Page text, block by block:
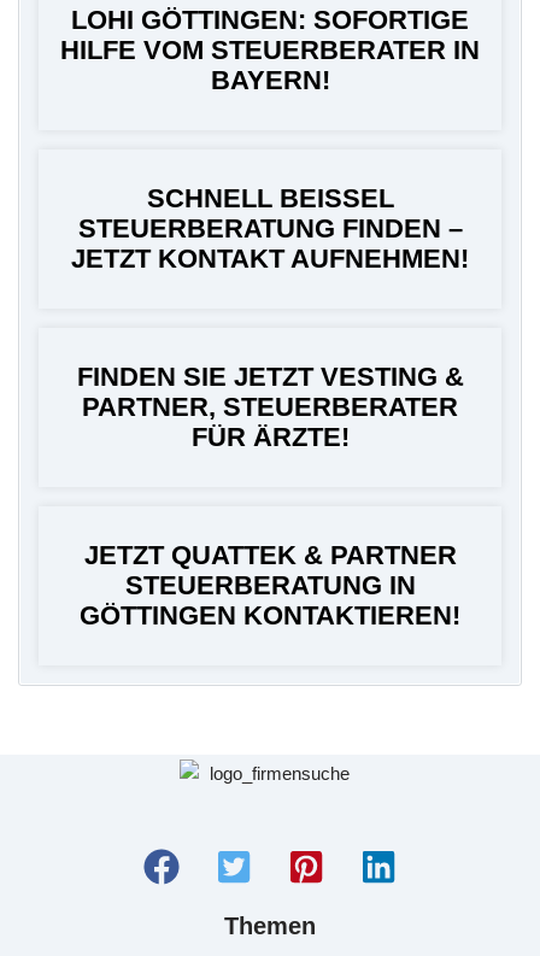
LOHI GÖTTINGEN: SOFORTIGE
HILFE VOM STEUERBERATER IN
BAYERN!
SCHNELL BEISSEL
STEUERBERATUNG FINDEN –
JETZT KONTAKT AUFNEHMEN!
FINDEN SIE JETZT VESTING &
PARTNER, STEUERBERATER
FÜR ÄRZTE!
JETZT QUATTEK & PARTNER
STEUERBERATUNG IN
GÖTTINGEN KONTAKTIEREN!
Themen